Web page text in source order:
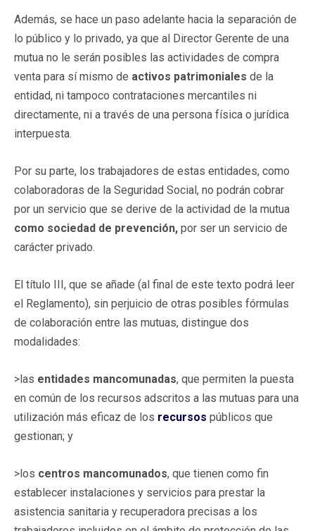
Además, se hace un paso adelante hacia la separación de
lo público y lo privado, ya que al Director Gerente de una
mutua no le serán posibles las actividades de compra
venta para sí mismo de activos patrimoniales de la
entidad, ni tampoco contrataciones mercantiles ni
directamente, ni a través de una persona física o jurídica
interpuesta.
Por su parte, los trabajadores de estas entidades, como
colaboradoras de la Seguridad Social, no podrán cobrar
por un servicio que se derive de la actividad de la mutua
como sociedad de prevención, por ser un servicio de
carácter privado.
El título III, que se añade (al final de este texto podrá leer
el Reglamento), sin perjuicio de otras posibles fórmulas
de colaboración entre las mutuas, distingue dos
modalidades:
>las entidades mancomunadas, que permiten la puesta
en común de los recursos adscritos a las mutuas para una
utilización más eficaz de los recursos públicos que
gestionan; y
>los centros mancomunados, que tienen como fin
establecer instalaciones y servicios para prestar la
asistencia sanitaria y recuperadora precisas a los